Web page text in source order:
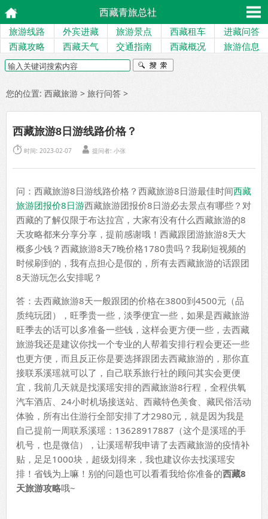
西藏青旅总社
旅游线路 外宾进藏 旅游景点 西藏租车
进藏问答
西藏攻略
西藏天气 交通指南 西藏概况 旅游信息
您的位置: 西藏旅游 > 旅行问答 >
西藏旅游8日游线路价格？
 时间: 2023-02-07  提问者: 小张
问：西藏旅游8日游线路价格？西藏旅游8日游最佳时间西藏
旅游团报价8日游西藏旅游团报价8日游必去景点有哪些？对
西藏的了解仅限于布达拉宫，大家有没有什么西藏旅游的8
天攻略都来分享分享，提前感谢哦！西藏跟团游旅游8天大
概多少钱？西藏旅游8天7晚价格1780贵吗？我刷短视频的
时候刷到的，我有点担心是假的，所有去西藏旅游的话跟团
8天游玩怎么安排呢？
答：去西藏旅游8天一般跟团的价格在3800到4500元（品
质纯玩团），旺季贵一些，淡季便宜一些，如果是西藏旅游
旺季去的话可以多准备一些钱，这样会更方便一些，去西藏
旅游我还是建议你找一个专业的人帮着安排行程会更还一些
也更方便，而且反正你是要选择跟团去西藏旅游的，那你直
接联系溪瑶就可以了，自己联系旅行社的顾问其实会更便
宜，我前几天就是找溪瑶安排的西藏旅游8行程，全程供氧
汽车酒店、24小时机场接送站、西藏特色美食、藏民俗活动
体验，所有出住游行全部安排了才2980元，就是因为我是
自己提前一周联系溪瑶：13628917887（这个是溪瑶的手
机号，也是微信），让溪瑶帮我申请了去西藏旅游的疫情补
贴，足足1000块，超级划得来，我也建议你去找溪瑶安
排！省钱为上嘛！别的问题也可以看看我给你准备的西藏8
天旅游攻略哦~